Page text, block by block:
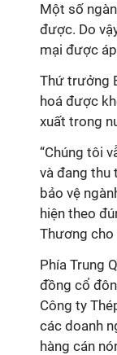
Một số
được. Do
mại được
Thứ trưởng
hoá được
xuất trong
“Chúng tôi
và đang thu
bảo vệ
hiện theo
Thương cho
Phía Trung
đồng cổ
Công ty
các doanh
hàng cán